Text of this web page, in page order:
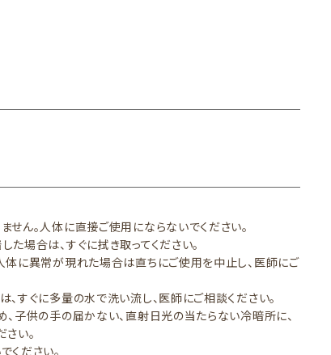
ん。人体に直接ご使用にならないでください。
場合は、すぐに拭き取ってください。
に異常が現れた場合は直ちにご使用を中止し、医師にご
すぐに多量の水で洗い流し、医師にご相談ください。
子供の手の届かない、直射日光の当たらない冷暗所に、
い。
ださい。